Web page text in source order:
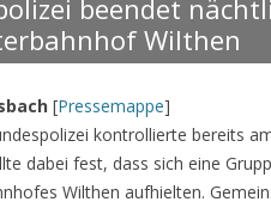
beendet
Wilthen
[Pressemappe]
kontrollierte bereits
dabei fest, dass sich eine
Wilthen aufhielten.